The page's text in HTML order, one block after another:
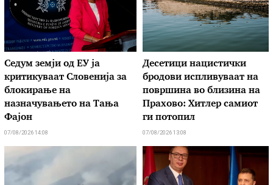
Седум земји од ЕУ ја
критикуваат Словенија за
блокирање на
назначувањето на Тања
Фајон
07/08/2026 14:08
Десетици нацистички
бродови испливуваат на
површина во близина на
Прахово: Хитлер самиот
ги потопил
07/08/2026 13:08